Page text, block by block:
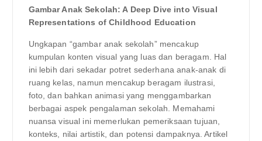
Gambar Anak Sekolah: A Deep Dive into Visual
Representations of Childhood Education
Ungkapan “gambar anak sekolah” mencakup
kumpulan konten visual yang luas dan beragam. Hal
ini lebih dari sekadar potret sederhana anak-anak di
ruang kelas, namun mencakup beragam ilustrasi,
foto, dan bahkan animasi yang menggambarkan
berbagai aspek pengalaman sekolah. Memahami
nuansa visual ini memerlukan pemeriksaan tujuan,
konteks, nilai artistik, dan potensi dampaknya. Artikel